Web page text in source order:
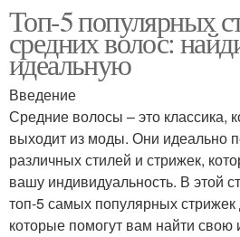
Топ-5 популярных
средних волос:
идеальную
Введение
Средние волосы – это классика,
выходит из моды. Они идеально
различных стилей и стрижек,
вашу индивидуальность. В этой
топ-5 самых популярных стрижек
которые помогут вам найти свою